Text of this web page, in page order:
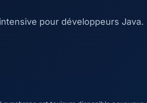
pour développeurs Java.